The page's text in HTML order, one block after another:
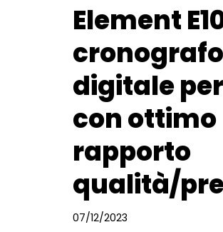
Element
cronografo
digitale
con ottimo
rapporto
qualità/
07/12/2023